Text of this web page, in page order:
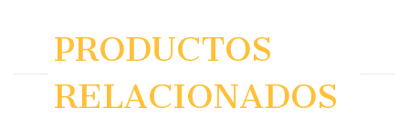
PRODUCTOS
RELACIONADOS